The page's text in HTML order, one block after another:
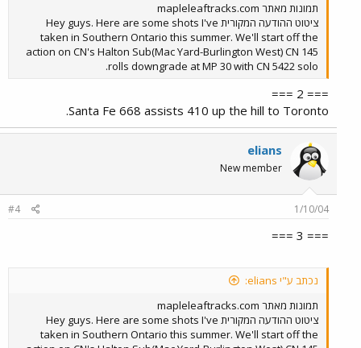
תמונות מאתר mapleleaftracks.com
ציטוט ההודעה המקורית Hey guys. Here are some shots I've
taken in Southern Ontario this summer. We'll start off the
action on CN's Halton Sub(Mac Yard-Burlington West) CN 145
rolls downgrade at MP 30 with CN 5422 solo.
=== 2 ===
Santa Fe 668 assists 410 up the hill to Toronto.
elians
New member
1/10/04
#4
=== 3 ===
נכתב ע"י elians:
תמונות מאתר mapleleaftracks.com
ציטוט ההודעה המקורית Hey guys. Here are some shots I've
taken in Southern Ontario this summer. We'll start off the